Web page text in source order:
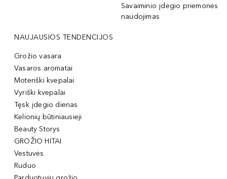
Savaiminio įdegio priemonės
naudojimas
NAUJAUSIOS TENDENCIJOS
Grožio vasara
Vasaros aromatai
Moteriški kvepalai
Vyriški kvepalai
Tęsk įdegio dienas
Kelionių būtiniausieji
Beauty Storys
GROŽIO HITAI
Vestuvės
Ruduo